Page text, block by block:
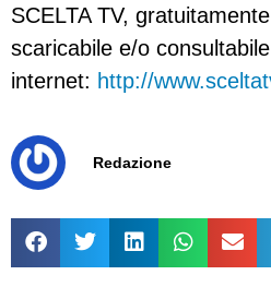
SCELTA TV, gratuitamente
scaricabile e/o
internet: http://
Redazione